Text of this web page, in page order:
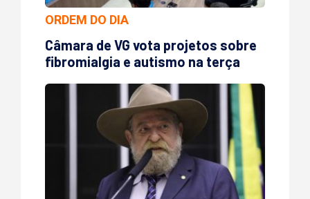
ORDEM DO DIA
Câmara de VG vota projetos sobre
fibromialgia e autismo na terça